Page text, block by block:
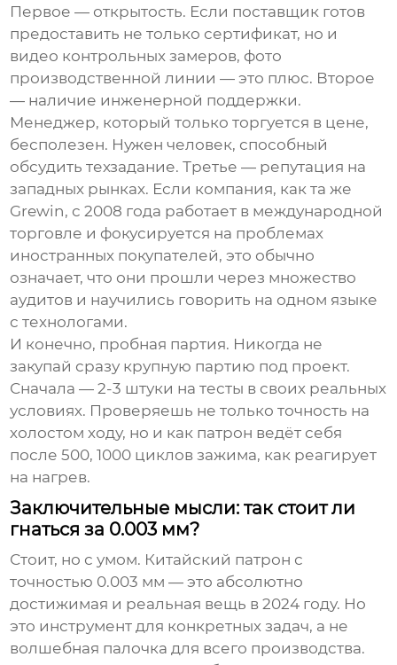
Первое — открытость. Если поставщик готов
предоставить не только сертификат, но и
видео контрольных замеров, фото
производственной линии — это плюс. Второе
— наличие инженерной поддержки.
Менеджер, который только торгуется в цене,
бесполезен. Нужен человек, способный
обсудить техзадание. Третье — репутация на
западных рынках. Если компания, как та же
Grewin, с 2008 года работает в международной
торговле и фокусируется на проблемах
иностранных покупателей, это обычно
означает, что они прошли через множество
аудитов и научились говорить на одном языке
с технологами.
И конечно, пробная партия. Никогда не
закупай сразу крупную партию под проект.
Сначала — 2-3 штуки на тесты в своих реальных
условиях. Проверяешь не только точность на
холостом ходу, но и как патрон ведёт себя
после 500, 1000 циклов зажима, как реагирует
на нагрев.
Заключительные мысли: так стоит ли
гнаться за 0.003 мм?
Стоит, но с умом. Китайский патрон с
точностью 0.003 мм — это абсолютно
достижимая и реальная вещь в 2024 году. Но
это инструмент для конкретных задач, а не
волшебная палочка для всего производства.